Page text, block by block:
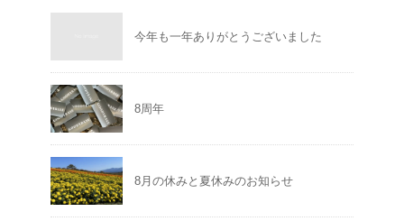
今年も一年ありがとうございました
8周年
8月の休みと夏休みのお知らせ